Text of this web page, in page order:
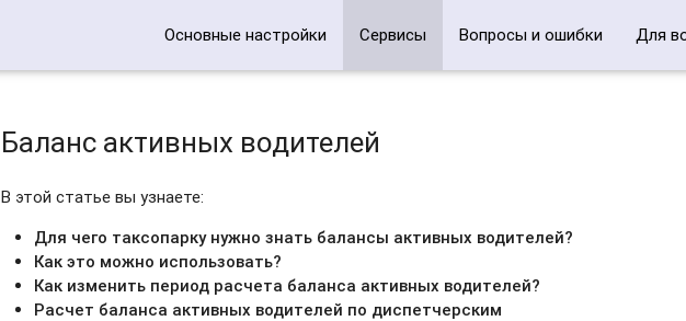
Основные настройки Сервисы Вопросы и ошибки Для
Баланс активных водителей
В этой статье вы узнаете:
Для чего таксопарку нужно знать балансы активных водителей?
Как это можно использовать?
Как изменить период расчета баланса активных водителей?
Расчет баланса активных водителей по диспетчерским